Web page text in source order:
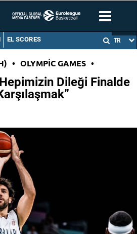
EL SCORES TR
• OLYMPIC GAMES •
Dileği Finalde